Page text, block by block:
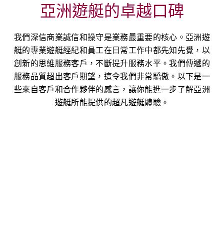
亞洲遊艇的卓越口碑
我們深信商業誠信和操守是業務最重要的核心。亞洲遊
艇的專業遊艇經紀和員工在日常工作中都先知先覺，以
創新的思維服務客戶，不斷提升服務水平。我們傳遞的
服務品質超出客戶期望，這令我們非常驕傲。以下是一
些來自客戶和合作夥伴的感言，讓你能進一步了解亞洲
遊艇所能提供的超凡遊艇體驗。